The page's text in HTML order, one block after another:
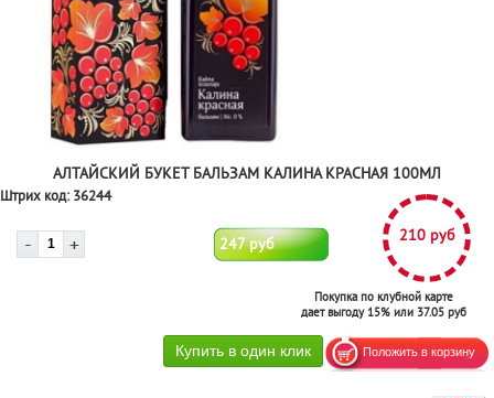
АЛТАЙСКИЙ БУКЕТ БАЛЬЗАМ КАЛИНА КРАСНАЯ 100МЛ
Штрих код:36244
247 руб 210 руб
Покупка по клубной карте
дает выгоду 15% или 37.05 руб